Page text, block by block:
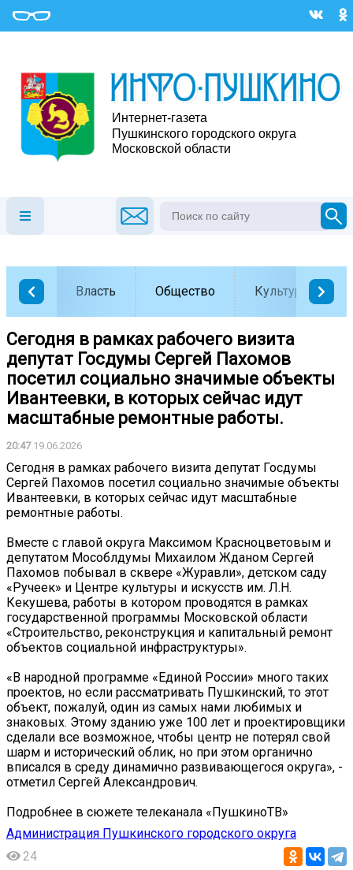
Власть Общество Культура
Сегодня в рамках рабочего визита
депутат Госдумы Сергей Пахомов
посетил социально значимые объекты
Ивантеевки, в которых сейчас идут
масштабные ремонтные работы.
20:4719.06.2026
Сегодня в рамках рабочего визита депутат Госдумы
Сергей Пахомов посетил социально значимые объекты
Ивантеевки, в которых сейчас идут масштабные
ремонтные работы.
Вместе с главой округа Максимом Красноцветовым и
депутатом Мособлдумы Михаилом Жданом Сергей
Пахомов побывал в сквере «Журавли», детском саду
«Ручеек» и Центре культуры и искусств им. Л.Н.
Кекушева, работы в котором проводятся в рамках
государственной программы Московской области
«Строительство, реконструкция и капитальный ремонт
объектов социальной инфраструктуры».
«В народной программе «Единой России» много таких
проектов, но если рассматривать Пушкинский, то этот
объект, пожалуй, один из самых нами любимых и
знаковых. Этому зданию уже 100 лет и проектировщики
сделали все возможное, чтобы центр не потерял свой
шарм и исторический облик, но при этом органично
вписался в среду динамично развивающегося округа», -
отметил Сергей Александрович.
Подробнее в сюжете телеканала «ПушкиноТВ»
Администрация Пушкинского городского округа
24